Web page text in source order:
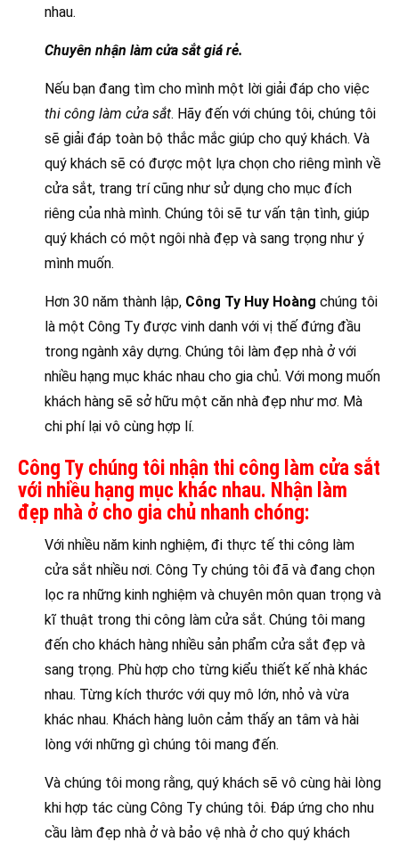
nhau.
Chuyên nhận làm cửa sắt giá rẻ.
Nếu bạn đang tìm cho mình một lời giải đáp cho việc
thi công làm cửa sắt. Hãy đến với chúng tôi, chúng tôi
sẽ giải đáp toàn bộ thắc mắc giúp cho quý khách. Và
quý khách sẽ có được một lựa chọn cho riêng mình về
cửa sắt, trang trí cũng như sử dụng cho mục đích
riêng của nhà mình. Chúng tôi sẽ tư vấn tận tình, giúp
quý khách có một ngôi nhà đẹp và sang trọng như ý
mình muốn.
Hơn 30 năm thành lập, Công Ty Huy Hoàng chúng tôi
là một Công Ty được vinh danh với vị thế đứng đầu
trong ngành xây dựng. Chúng tôi làm đẹp nhà ở với
nhiều hạng mục khác nhau cho gia chủ. Với mong muốn
khách hàng sẽ sở hữu một căn nhà đẹp như mơ. Mà
chi phí lại vô cùng hợp lí.
Công Ty chúng tôi nhận thi công làm cửa sắt
với nhiều hạng mục khác nhau. Nhận làm
đẹp nhà ở cho gia chủ nhanh chóng:
Với nhiều năm kinh nghiệm, đi thực tế thi công làm
cửa sắt nhiều nơi. Công Ty chúng tôi đã và đang chọn
lọc ra những kinh nghiệm và chuyên môn quan trọng và
kĩ thuật trong thi công làm cửa sắt. Chúng tôi mang
đến cho khách hàng nhiều sản phẩm cửa sắt đẹp và
sang trọng. Phù hợp cho từng kiểu thiết kế nhà khác
nhau. Từng kích thước với quy mô lớn, nhỏ và vừa
khác nhau. Khách hàng luôn cảm thấy an tâm và hài
lòng với những gì chúng tôi mang đến.
Và chúng tôi mong rằng, quý khách sẽ vô cùng hài lòng
khi hợp tác cùng Công Ty chúng tôi. Đáp ứng cho nhu
cầu làm đẹp nhà ở và bảo vệ nhà ở cho quý khách